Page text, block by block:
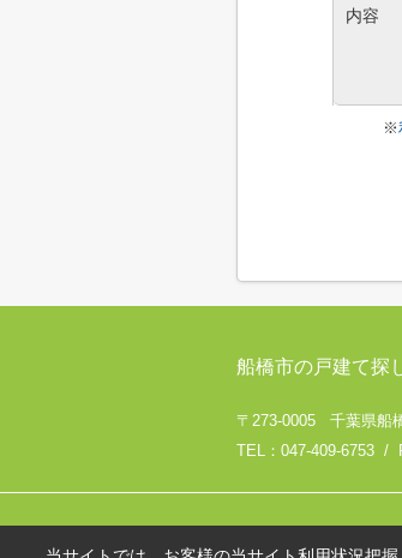
内容
※
船橋市の戸建て探
〒273-0005 千葉県船
TEL：047-409-6753 /